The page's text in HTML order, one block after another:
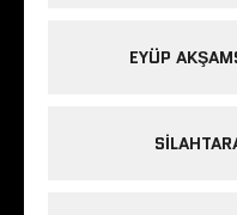
EYÜP